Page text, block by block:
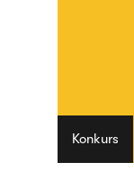
Konkurs